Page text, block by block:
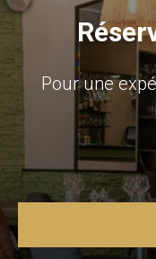
Pour une